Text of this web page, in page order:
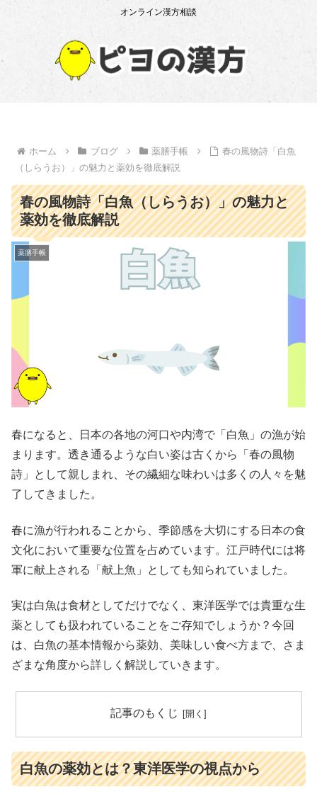
オンライン漢方相談
ホーム ブログ 薬膳手帳
春の風物詩「白魚
（しらうお）」の魅力と薬効を徹底解説
春の風物詩「白魚（しらうお）」の魅力と
薬効を徹底解説
薬膳手帳
春になると、日本の各地の河口や内湾で「白魚」の漁が始
まります。透き通るような白い姿は古くから「春の風物
詩」として親しまれ、その繊細な味わいは多くの人々を魅
了してきました。
春に漁が行われることから、季節感を大切にする日本の食
文化において重要な位置を占めています。江戸時代には将
軍に献上される「献上魚」としても知られていました。
実は白魚は食材としてだけでなく、東洋医学では貴重な生
薬としても扱われていることをご存知でしょうか？今回
は、白魚の基本情報から薬効、美味しい食べ方まで、さま
ざまな角度から詳しく解説していきます。
記事のもくじ
白魚の薬効とは？東洋医学の視点から